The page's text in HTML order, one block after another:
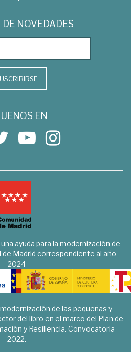
NOVEDADES
EN
ayuda para la modernización de
de Madrid correspondiente al año
2024
de las pequeñas y
del libro en el marco del Plan de
y Resiliencia. Convocatoria
2022.